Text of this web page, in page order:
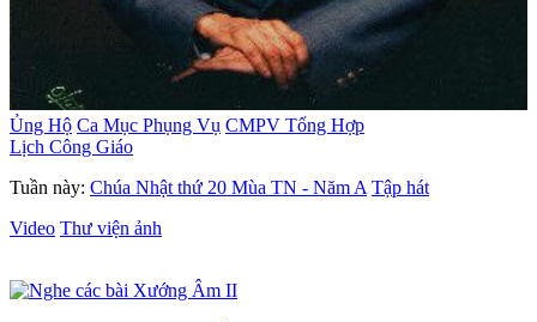
Ủng Hộ Ca Mục Phụng Vụ CMPV Tổng Hợp
Lịch Công Giáo
Tuần này: Chúa Nhật thứ 20 Mùa TN - Năm A Tập hát
Video Thư viện ảnh